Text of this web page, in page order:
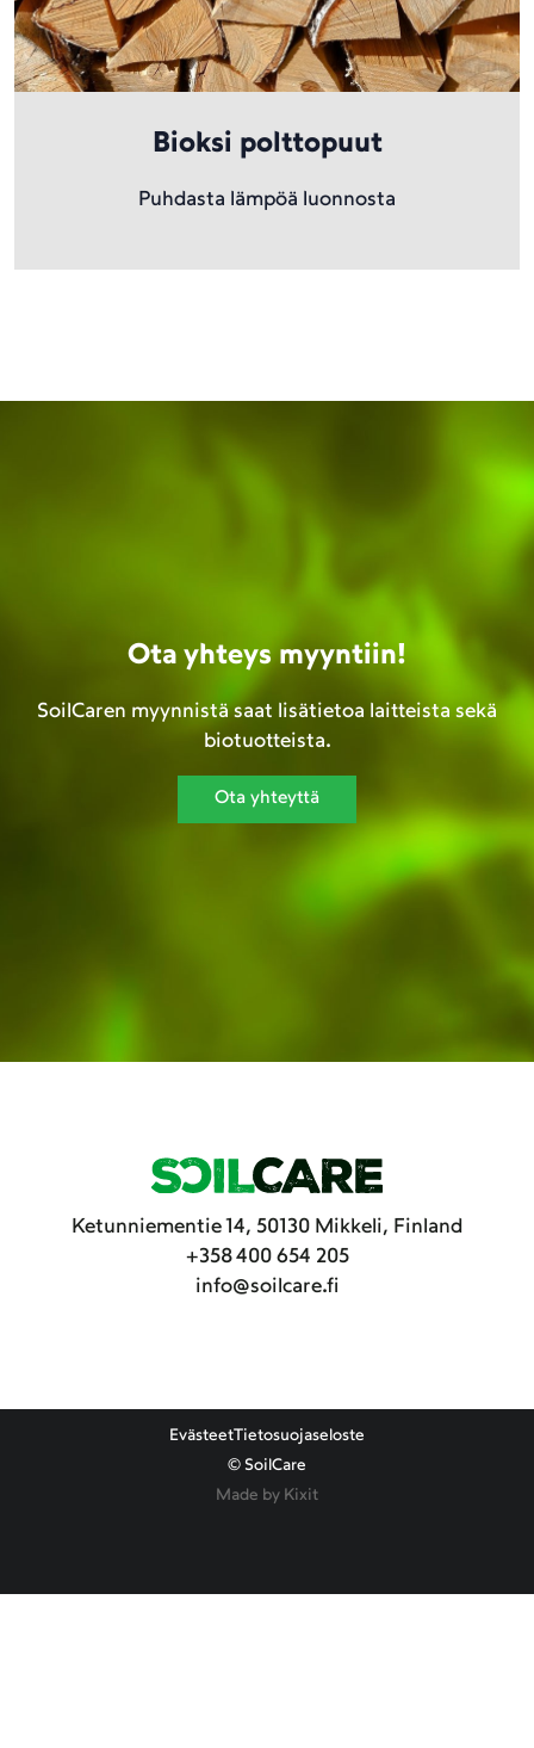
Bioksi polttopuut
Puhdasta lämpöä luonnosta
Ota yhteys myyntiin!
SoilCaren myynnistä saat lisätietoa laitteista sekä
biotuotteista.
Ota yhteyttä
Ketunniementie 14, 50130 Mikkeli, Finland
+358 400 654 205
info@soilcare.fi
EvästeetTietosuojaseloste
© SoilCare
Made by Kixit